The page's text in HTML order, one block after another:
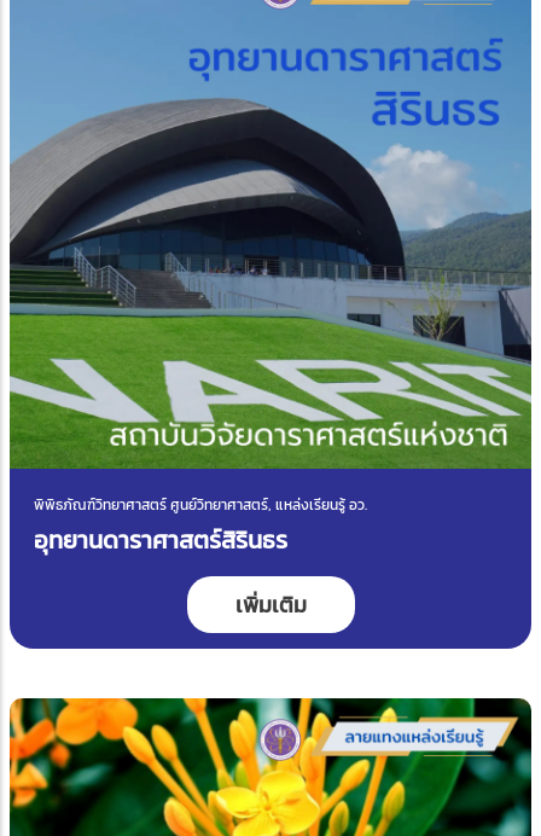
พิพิธภัณฑ์วิทยาศาสตร์ ศูนย์วิทยาศาสตร์, แหล่งเรียนรู้ อว.
อุทยานดาราศาสตร์สิรินธร
เพิ่มเติม